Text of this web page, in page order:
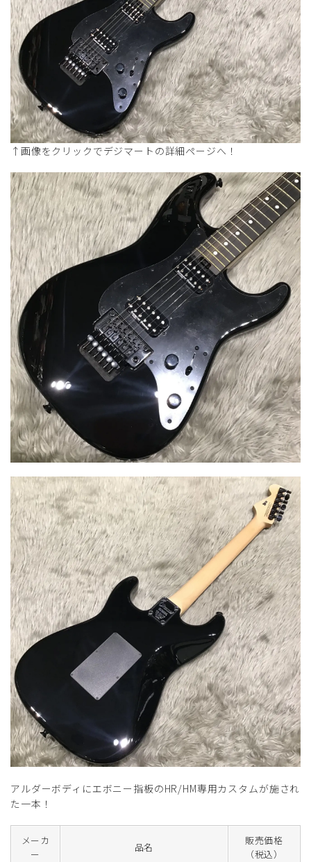
↑画像をクリックでデジマートの詳細ページへ！
アルダーボディにエボニー指板のHR/HM専用カスタムが施され
た一本！
メーカ
ー
品名
販売価格
（税込）